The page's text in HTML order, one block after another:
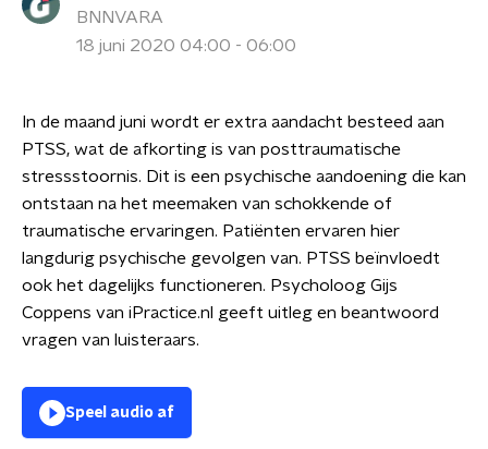
BNNVARA
18 juni 2020 04:00 - 06:00
In de maand juni wordt er extra aandacht besteed aan
PTSS, wat de afkorting is van posttraumatische
stressstoornis. Dit is een psychische aandoening die kan
ontstaan na het meemaken van schokkende of
traumatische ervaringen. Patiënten ervaren hier
langdurig psychische gevolgen van. PTSS beïnvloedt
ook het dagelijks functioneren. Psycholoog Gijs
Coppens van iPractice.nl geeft uitleg en beantwoord
vragen van luisteraars.
Speel audio af